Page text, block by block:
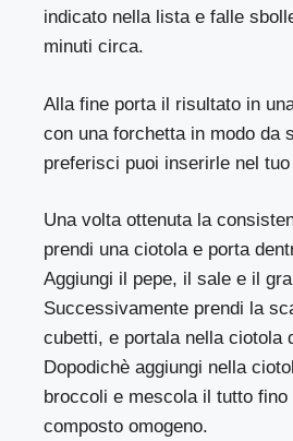
indicato nella lista e falle
minuti circa.
Alla fine porta il risultato in
con una forchetta in modo da
preferisci puoi inserirle nel
Una volta ottenuta la
prendi una ciotola e porta
Aggiungi il pepe, il sale e il
Successivamente prendi la
cubetti, e portala nella ciotola
Dopodichè aggiungi nella
broccoli e mescola il tutto fino
composto omogeno.